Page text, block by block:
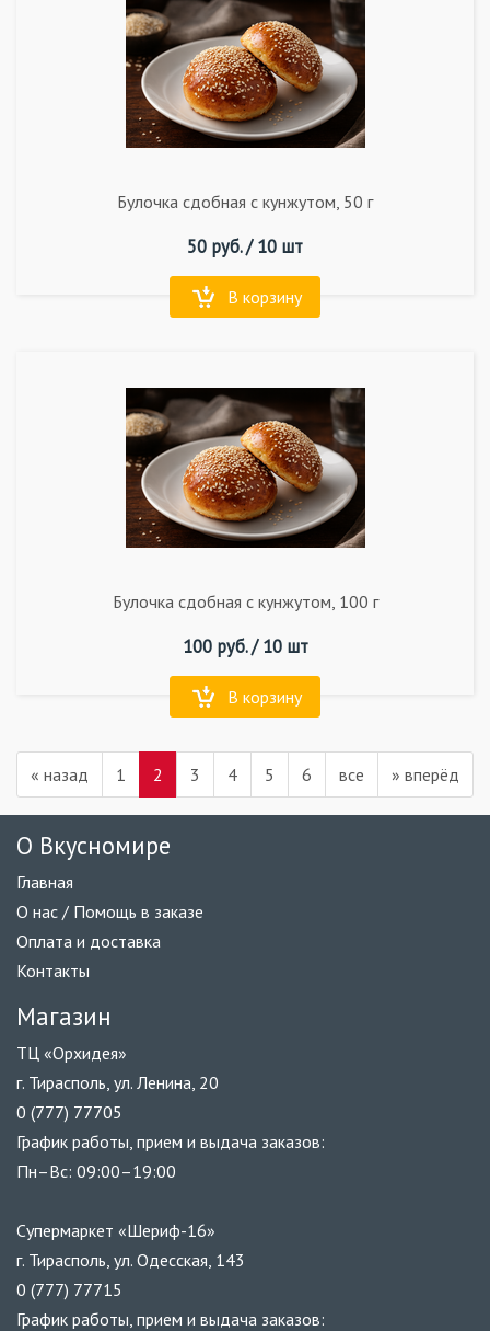
Булочка сдобная с кунжутом, 50 г
50 руб. /10 шт
В корзину
Булочка сдобная с кунжутом, 100 г
100руб. /10 шт
В корзину
« назад 1 2 3 4 5 6 все » вперёд
О Вкусномире
Главная
О нас / Помощь в заказе
Оплата и доставка
Контакты
Магазин
ТЦ «Орхидея»
г. Тирасполь, ул. Ленина, 20
0 (777) 77705
График работы, прием и выдача заказов:
Пн–Вс: 09:00–19:00
Супермаркет «Шериф-16»
г. Тирасполь, ул. Одесская, 143
0 (777) 77715
График работы, прием и выдача заказов: